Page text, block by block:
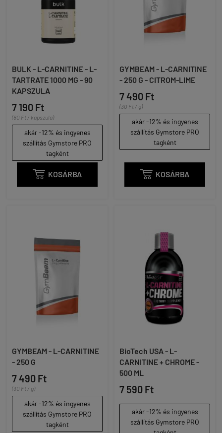
BULK - L-CARNITINE - L-
TARTRATE 1000 MG - 90
KAPSZULA
7 190 Ft
(80 Ft / kapszula)
akár -12% és ingyenes
szállítás Gymstore PRO
tagként
 KOSÁRBA
GYMBEAM - L-CARNITINE
- 250 G - CITROM-LIME
7 490 Ft
(30 Ft / g)
akár -12% és ingyenes
szállítás Gymstore PRO
tagként
 KOSÁRBA
GYMBEAM - L-CARNITINE
- 250 G
7 490 Ft
(30 Ft / g)
akár -12% és ingyenes
szállítás Gymstore PRO
tagként
BioTech USA - L-
CARNITINE + CHROME -
500 ML
7 590 Ft
akár -12% és ingyenes
szállítás Gymstore PRO